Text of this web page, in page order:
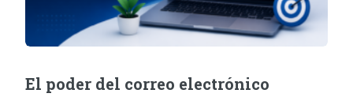
El poder del correo electrónico